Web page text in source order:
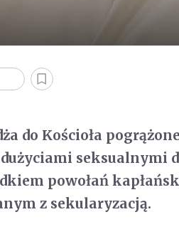
do Kościoła
seksualnymi
powołań
z sekularyzacją.